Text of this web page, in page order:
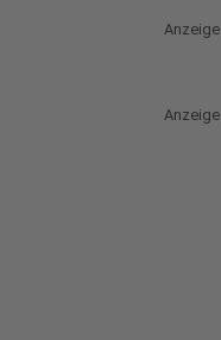
Anzeige
Anzeige